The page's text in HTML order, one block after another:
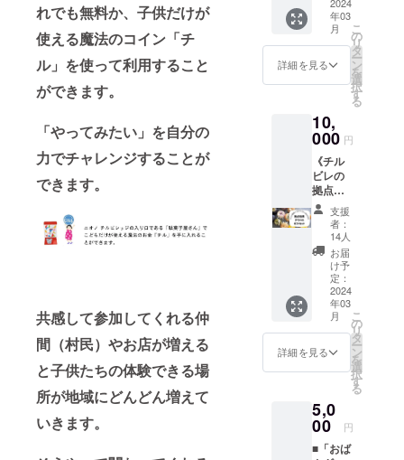
れでも無料か、子供だけが
使える魔法のコイン「チ
ル」を使って利用すること
ができます。
「やってみたい」を自分の
力でチャレンジすることが
できます。
共感して参加してくれる仲
間（村民）やお店が増える
と子供たちの体験できる場
所が地域にどんどん増えて
いきます。
トご招
待 ※開
催イベ
先行ご
案内
拓者限
定イベ
ントも
あるか
も。開
拓期間
中、楽
しい村
にする
ため
に、ぜ
ひご意
見やア
ドバイ
スなど
くださ
い
（2024
年 2月
○開拓者
限定
村作り
会議
回） ○
開拓期
間（拠
オープ
ン期間
３月〜5
レとケ
コー
ヒー村
民価格
（¥500
） ○開
拓者限
定 村
民オー
プン
チャッ
トご招
待 ※開
催イベ
ントの
案内
や、開
定イベ
ントお
あるか
も、開
ワーク
ショッ
プにご
ださい
○開拓期
オープ
ン期間
３月〜5
月）イ
ベント
参加
1000円
割引 ○
ハレと
ケ珈琲
ニオノ
チルビ
レッジ
オリジ
ナルド
パック
プレゼ
ck ×6
個
チルビ
にて代
用させ
ていた
だきま
す。 ※
です。
（宿泊
別途必
要） ■
他開拓
者の権
利はど
れでも
利用で
きま
す。■ ○
開拓者
限定
シリア
バー付
【住民
ます。※
シリア
ルナン
バーは
イズ/A4
サイズ
のシー
ト1枚
HPや拠
えを掲
載させ
ていた
だきま
す。 ※
ニック
ネーム
など、
本名以
外のお
名前で
掲載希
望され
る方は
備考欄
に記載
おねが
ンド
コー
ヒード
リップ
パック
セット■
14g/1pa
個
チルビ
レ×ハレ
とケ珈
琲のス
ペシャ
ルブレ
ンド
パック
でお届
けしま
材料及
び添加
物等の
食品表
示はお
表記さ
れま
す。商
品開封
年03
月
詳細を見る
こ
の
リ
タ
ー
ン
を
選
択
す
る
10,
000 円
《チル
ビレの
拠点の
住民の
スペ
シャル
詰め合
わせギ
フト》
○拠点
オー
ナーふ
みさ
ん
《日々
ベーグ
所
ベーグ
ルオリ
ジナル
支援
者：
14人
お届
け予
定：
2024
年03
月
詳細を見る
こ
の
リ
タ
ー
ン
を
選
択
す
る
5,0
00 円
■「おば